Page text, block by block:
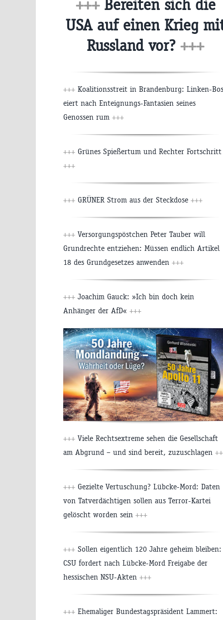
+++Bereiten sich die
USA auf einen Krieg
Russland vor? +++
+++ Koalitionsstreit in Brandenburg: Linken-
eiert nach Enteignungs-Fantasien seines
Genossen rum +++
+++ Grünes Spießertum und Rechter Fortschritt
+++
+++ GRÜNER Strom aus der Steckdose +++
+++ Versorgungspöstchen Peter Tauber will
Grundrechte entziehen: Müssen endlich Artikel
18 des Grundgesetzes anwenden +++
+++ Joachim Gauck: »Ich bin doch kein
Anhänger der AfD« +++
+++ Viele Rechtsextreme sehen die Gesellschaft
am Abgrund – und sind bereit, zuzuschlagen
+++ Gezielte Vertuschung? Lübcke-Mord: Daten
von Tatverdächtigen sollen aus Terror-Kartei
gelöscht worden sein +++
+++ Sollen eigentlich 120 Jahre geheim bleiben:
CSU fordert nach Lübcke-Mord Freigabe der
hessischen NSU-Akten +++
+++ Ehemaliger Bundestagspräsident Lammert: